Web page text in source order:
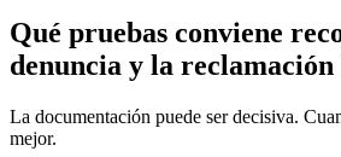
Qué pruebas conviene
denuncia y la
La documentación puede ser decisiva.
mejor.